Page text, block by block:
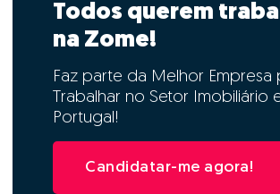
Todos querem
na Zome!
Faz parte da Melhor Empresa
Trabalhar no Setor Imobiliário
Portugal!
Candidatar-me agora!